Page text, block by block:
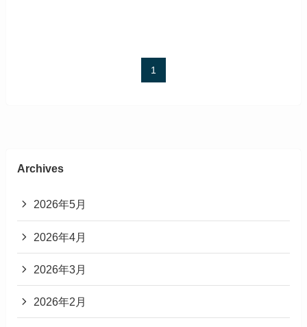
1
Archives
2026年5月
2026年4月
2026年3月
2026年2月